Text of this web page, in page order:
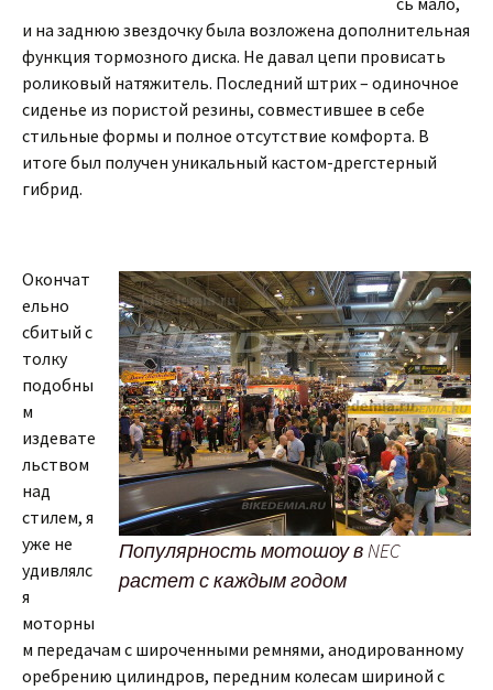
и на заднюю звездочку была возложена дополнительная
функция тормозного диска. Не давал цепи провисать
роликовый натяжитель. Последний штрих – одиночное
сиденье из пористой резины, совместившее в себе
стильные формы и полное отсутствие комфорта. В
итоге был получен уникальный кастом-дрегстерный
гибрид.
Популярность мотошоу в NEC
растет с каждым годом
Окончат
ельно
сбитый с
толку
подобны
м
издевате
льством
над
стилем, я
уже не
удивлялс
я
моторны
м передачам с широченными ремнями, анодированному
оребрению цилиндров, передним колесам шириной с